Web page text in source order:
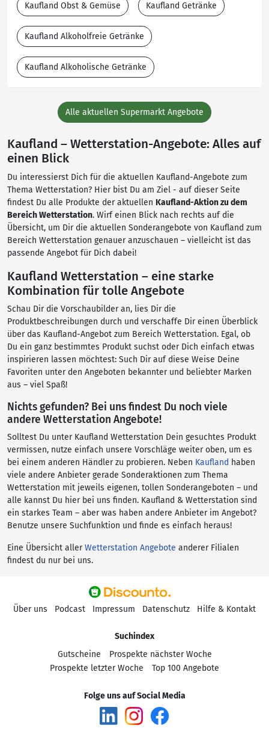
Kaufland Obst & Gemüse Kaufland Getränke
Kaufland Alkoholfreie Getränke
Kaufland Alkoholische Getränke
Alle aktuellen Supermarkt Angebote
Kaufland – Wetterstation-Angebote: Alles auf
einen Blick
Du interessierst Dich für die aktuellen Kaufland-Angebote zum
Thema Wetterstation? Hier bist Du am Ziel - auf dieser Seite
findest Du alle Produkte der aktuellen Kaufland-Aktion zu dem
Bereich Wetterstation. Wirf einen Blick nach rechts auf die
Übersicht, um Dir die aktuellen Sonderangebote von Kaufland zum
Bereich Wetterstation genauer anzuschauen – vielleicht ist das
passende Angebot für Dich dabei!
Kaufland Wetterstation – eine starke
Kombination für tolle Angebote
Schau Dir die Vorschaubilder an, lies Dir die
Produktbeschreibungen durch und verschaffe Dir einen Überblick
über das Kaufland-Angebot zum Bereich Wetterstation. Egal, ob
Du ein ganz bestimmtes Produkt suchst oder Dich einfach etwas
inspirieren lassen möchtest: Such Dir auf diese Weise Deine
Favoriten unter den Angeboten bekannter und beliebter Marken
aus – viel Spaß!
Nichts gefunden? Bei uns findest Du noch viele
andere Wetterstation Angebote!
Solltest Du unter Kaufland Wetterstation Dein gesuchtes Produkt
vermissen, nutze einfach unsere Vorschläge weiter oben, um es
bei einem anderen Händler zu probieren. Neben Kaufland haben
viele andere Anbieter gerade Sonderaktionen zum Thema
Wetterstation mit jeweils eigenen, tollen Sonderangeboten – und
alle kannst Du hier bei uns finden. Kaufland & Wetterstation sind
ein starkes Team – aber was haben andere Anbieter im Angebot?
Benutze unsere Suchfunktion und finde es einfach heraus!
Eine Übersicht allerWetterstation Angebote anderer Filialen
findest du nur bei uns.
Über uns Podcast Impressum Datenschutz Hilfe & Kontakt
Suchindex
Gutscheine
Prospekte nächster Woche
Prospekte letzter Woche
Top 100 Angebote
Folge uns auf Social Media